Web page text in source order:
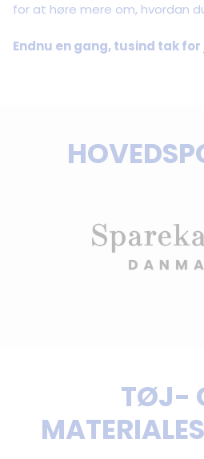
for at høre mere om, hvordan
Endnu en gang, tusind tak
TØJ-